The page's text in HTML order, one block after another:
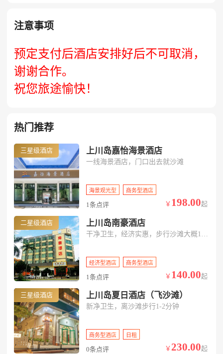
注意事项
预定支付后酒店安排好后不可取消，
谢谢合作。
祝您旅途愉快！
热门推荐
三星级酒店 上川岛嘉怡海景酒店
一线海景酒店，门口出去就沙滩
海景观光型 商务型酒店
1条点评 ￥ 198.00起
二星级酒店 上川岛南豪酒店
干净卫生，经济实惠，步行沙滩大概1-2分钟
经济型酒店 商务型酒店
1条点评 ￥ 140.00起
三星级酒店 上川岛夏日酒店（飞沙滩）
新净卫生，离沙滩步行1-2分钟
商务型酒店 日租
0条点评 ￥ 230.00起